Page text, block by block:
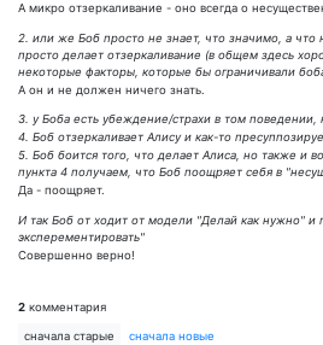
А микро отзеркаливание - оно всегда о
2. или же Боб просто не знает, что значимо, а
просто делает отзеркаливание (в общем здесь
некоторые факторы, которые бы ограничивали
А он и не должен ничего знать.
3. у Боба есть убеждение/страхи в том поведении,
4. Боб отзеркаливает Алису и как-то
5. Боб боится того, что делает Алиса, но также и
пункта 4 получаем, что Боб поощряет себя в
Да - поощряет.
И так Боб от ходит от модели "Делай как нужно"
эксперементировать"
Совершенно верно!
2 комментария
сначала старые сначала новые